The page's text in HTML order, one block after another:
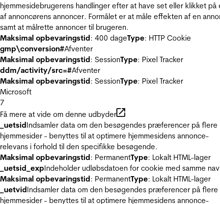
hjemmesidebrugerens handlinger efter at have set eller klikket på
af annoncørens annoncer. Formålet er at måle effekten af en
samt at målrette annoncer til brugeren.
Maksimal opbevaringstid: 400 dageType: HTTP Cookie
gmp\conversion#Afventer
Maksimal opbevaringstid: SessionType: Pixel Tracker
ddm/activity/src=#Afventer
Maksimal opbevaringstid: SessionType: Pixel Tracker
Microsoft
7
Få mere at vide om denne udbyder
_uetsidIndsamler data om den besøgendes præferencer på flere
hjemmesider - benyttes til at optimere hjemmesidens annonce-
relevans i forhold til den specifikke besøgende.
Maksimal opbevaringstid: PermanentType: Lokalt HTML-lager
_uetsid_expIndeholder udløbsdatoen for cookie med samme
Maksimal opbevaringstid: PermanentType: Lokalt HTML-lager
_uetvidIndsamler data om den besøgendes præferencer på flere
hjemmesider - benyttes til at optimere hjemmesidens annonce-